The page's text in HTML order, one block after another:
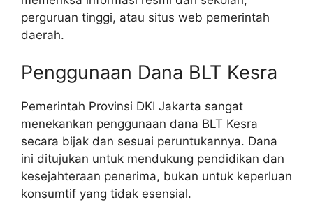
perguruan tinggi, atau situs web pemerintah
daerah.
Penggunaan Dana BLT Kesra
Pemerintah Provinsi DKI Jakarta sangat
menekankan penggunaan dana BLT Kesra
secara bijak dan sesuai peruntukannya. Dana
ini ditujukan untuk mendukung pendidikan dan
kesejahteraan penerima, bukan untuk keperluan
konsumtif yang tidak esensial.